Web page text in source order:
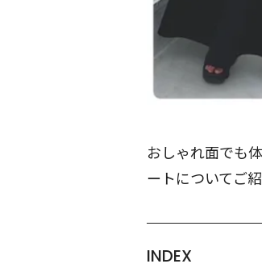
おしゃれ面でも
ートについてご
INDEX